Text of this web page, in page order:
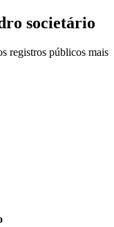
societário
registros públicos mais